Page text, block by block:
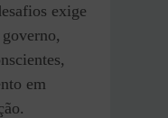
exige
em